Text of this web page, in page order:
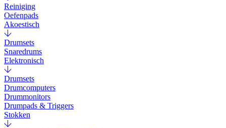
Reiniging
Oefenpads
Akoestisch
Drumsets
Snaredrums
Elektronisch
Drumsets
Drumcomputers
Drummonitors
Drumpads & Triggers
Stokken